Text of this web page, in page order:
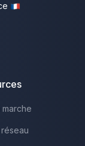
marche